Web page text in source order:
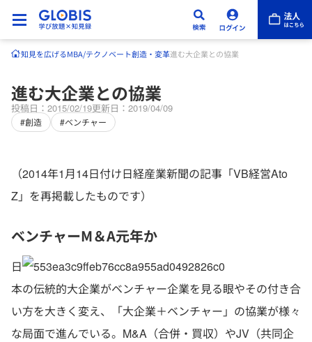
知見を広げるMBA/テクノベート創造・変革進む大企業との協業
進む大企業との協業
投稿日：2015/02/19更新日：2019/04/09
#創造 #ベンチャー
（2014年1月14日付け日経産業新聞の記事「VB経営Ato
Z」を再掲載したものです）
ベンチャーM＆A元年か
日
本の伝統的大企業がベンチャー企業を見る眼やその付き合
い方を大きく変え、「大企業＋ベンチャー」の協業が様々
な局面で進んでいる。M&A（合併・買収）やJV（共同企